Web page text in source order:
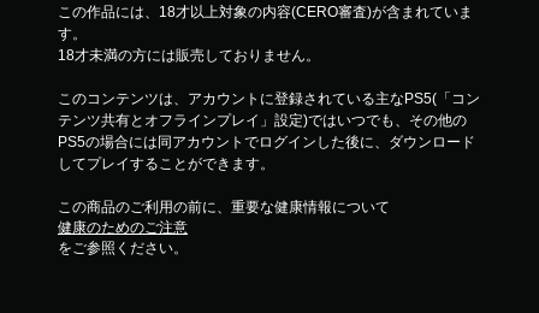
て
ゲ
ム
を
プ
レ
で
き
ま
この作品には、18才以上対象の内容(CERO審査)が含まれていま
す。
18才未満の方には販売しておりません。
このコンテンツは、アカウントに登録されている主なPS5(「コン
テンツ共有とオフラインプレイ」設定)ではいつでも、その他の
PS5の場合には同アカウントでログインした後に、ダウンロード
してプレイすることができます。
この商品のご利用の前に、重要な健康情報について
健康のためのご注意
をご参照ください。